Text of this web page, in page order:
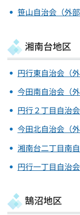
笹山自治会（外
湘南台地区
円行東自治会（
今田南自治会（
円行２丁目自治
今田北自治会（
湘南台二丁目南
円行一丁目自治
鵠沼地区